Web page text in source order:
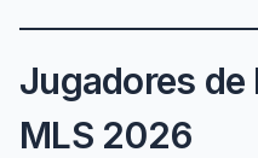
Jugadores de
MLS 2026